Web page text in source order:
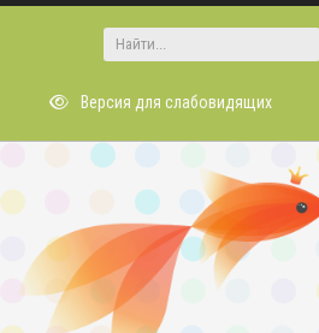
Форма поиска
Версия для слабовидящих